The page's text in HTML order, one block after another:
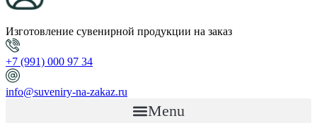
Изготовление сувенирной продукции на заказ
+7 (991) 000 97 34
info@suveniry-na-zakaz.ru
Menu